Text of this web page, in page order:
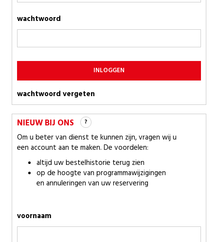
wachtwoord
INLOGGEN
wachtwoord vergeten
NIEUW BIJ ONS ?
Om u beter van dienst te kunnen zijn, vragen wij u
een account aan te maken. De voordelen:
altijd uw bestelhistorie terug zien
op de hoogte van programmawijzigingen
en annuleringen van uw reservering
voornaam